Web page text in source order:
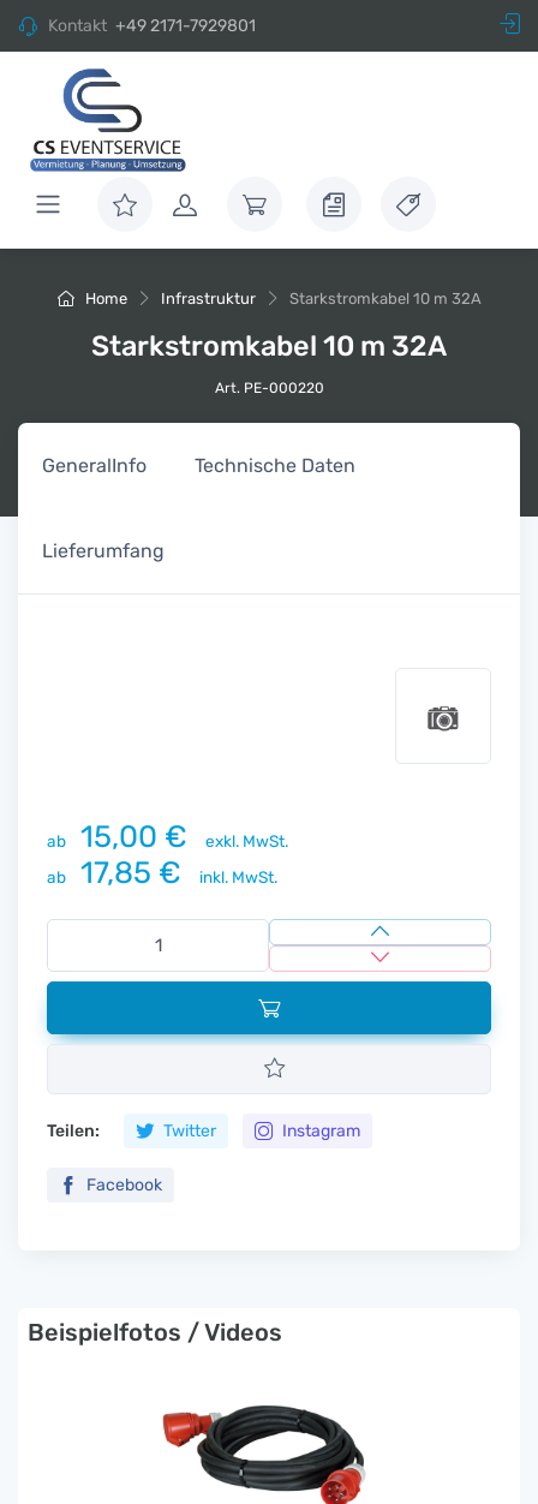
Kontakt +49 2171-7929801
Home Infrastruktur Starkstromkabel 10 m 32A
Starkstromkabel 10 m 32A
Art. PE-000220
GeneralInfo Technische Daten
Lieferumfang
ab 15,00 €
exkl. MwSt.
ab
17,85 € inkl. MwSt.
Teilen: Twitter Instagram
Facebook
Beispielfotos / Videos